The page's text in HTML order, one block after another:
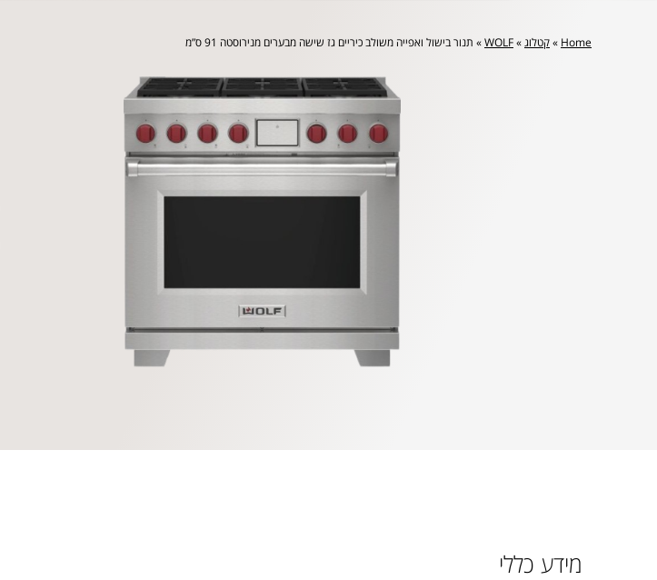
Home
»קטלוג»
WOLF
» תנור בישול ואפייה משולב כיריים גז שישה מבערים מנירוסטה 91 ס”מ
מידע כללי